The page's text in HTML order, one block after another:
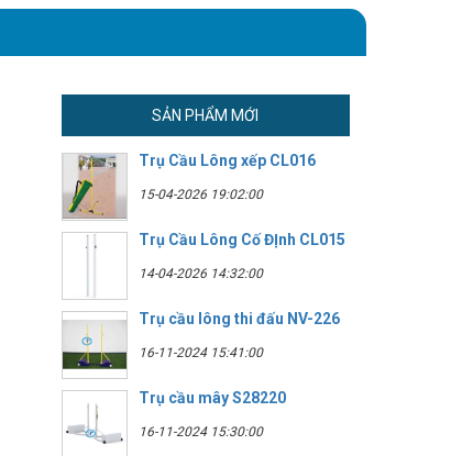
SẢN PHẨM MỚI
Trụ Cầu Lông xếp CL016
15-04-2026 19:02:00
Trụ Cầu Lông Cố ĐỊnh CL015
14-04-2026 14:32:00
Trụ cầu lông thi đấu NV-226
16-11-2024 15:41:00
Trụ cầu mây S28220
16-11-2024 15:30:00